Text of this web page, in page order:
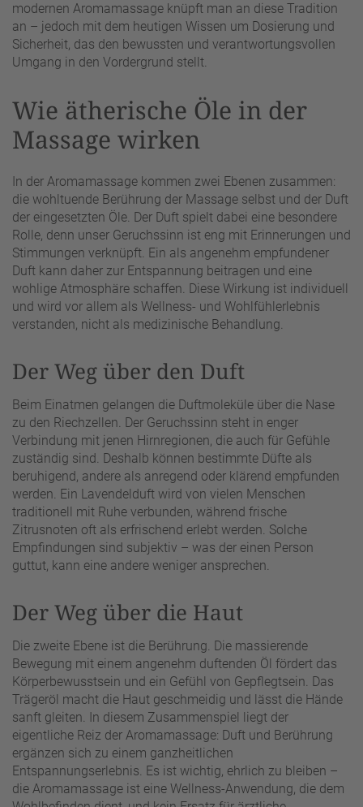
modernen Aromamassage knüpft man an diese Tradition
an – jedoch mit dem heutigen Wissen um Dosierung und
Sicherheit, das den bewussten und verantwortungsvollen
Umgang in den Vordergrund stellt.
Wie ätherische Öle in der
Massage wirken
In der Aromamassage kommen zwei Ebenen zusammen:
die wohltuende Berührung der Massage selbst und der Duft
der eingesetzten Öle. Der Duft spielt dabei eine besondere
Rolle, denn unser Geruchssinn ist eng mit Erinnerungen und
Stimmungen verknüpft. Ein als angenehm empfundener
Duft kann daher zur Entspannung beitragen und eine
wohlige Atmosphäre schaffen. Diese Wirkung ist individuell
und wird vor allem als Wellness- und Wohlfühlerlebnis
verstanden, nicht als medizinische Behandlung.
Der Weg über den Duft
Beim Einatmen gelangen die Duftmoleküle über die Nase
zu den Riechzellen. Der Geruchssinn steht in enger
Verbindung mit jenen Hirnregionen, die auch für Gefühle
zuständig sind. Deshalb können bestimmte Düfte als
beruhigend, andere als anregend oder klärend empfunden
werden. Ein Lavendelduft wird von vielen Menschen
traditionell mit Ruhe verbunden, während frische
Zitrusnoten oft als erfrischend erlebt werden. Solche
Empfindungen sind subjektiv – was der einen Person
guttut, kann eine andere weniger ansprechen.
Der Weg über die Haut
Die zweite Ebene ist die Berührung. Die massierende
Bewegung mit einem angenehm duftenden Öl fördert das
Körperbewusstsein und ein Gefühl von Gepflegtsein. Das
Trägeröl macht die Haut geschmeidig und lässt die Hände
sanft gleiten. In diesem Zusammenspiel liegt der
eigentliche Reiz der Aromamassage: Duft und Berührung
ergänzen sich zu einem ganzheitlichen
Entspannungserlebnis. Es ist wichtig, ehrlich zu bleiben –
die Aromamassage ist eine Wellness-Anwendung, die dem